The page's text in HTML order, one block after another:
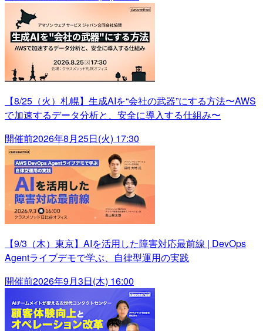
【8/25（火）札幌】生成AIを“会社の武器”にする方法〜AWS
で加速するデータ分析と、安全に導入する仕組み〜
開催前2026年8月25日(火) 17:30
【9/3（木）東京】AIを活用した障害対応最前線 | DevOps
Agentライブデモで学ぶ、自律型運用の実践
開催前2026年9月3日(木) 16:00